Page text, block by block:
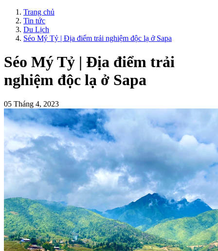
Trang chủ
Tin tức
Du Lịch
Séo Mý Tỷ | Địa điểm trải nghiệm độc lạ ở Sapa
Séo Mý Tỷ | Địa điểm trải
nghiệm độc lạ ở Sapa
05 Tháng 4, 2023